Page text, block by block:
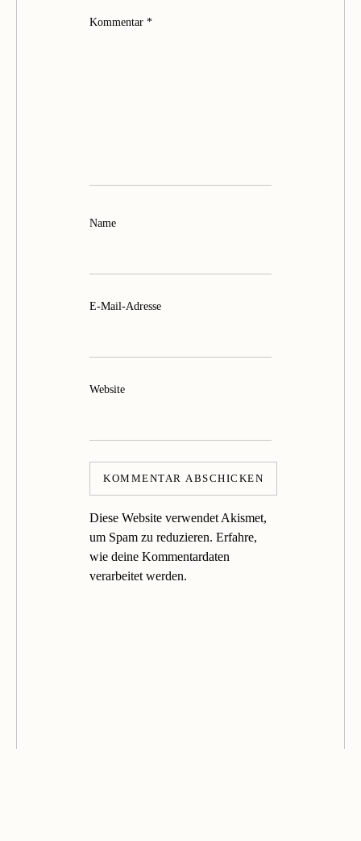
Kommentar *
Name
E-Mail-Adresse
Website
Diese Website verwendet Akismet,
um Spam zu reduzieren. Erfahre,
wie deine Kommentardaten
verarbeitet werden.